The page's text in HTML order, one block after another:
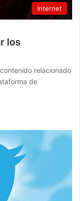
Internet
los
relacionado
de